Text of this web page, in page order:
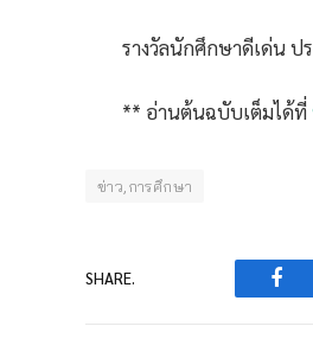
รางวัลนักศึกษาดีเด่น
** อ่านต้นฉบับเต็มได้ที่
ข่าว,การศึกษา
SHARE.